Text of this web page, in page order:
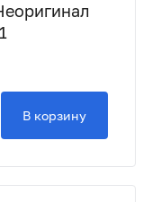
В корзину